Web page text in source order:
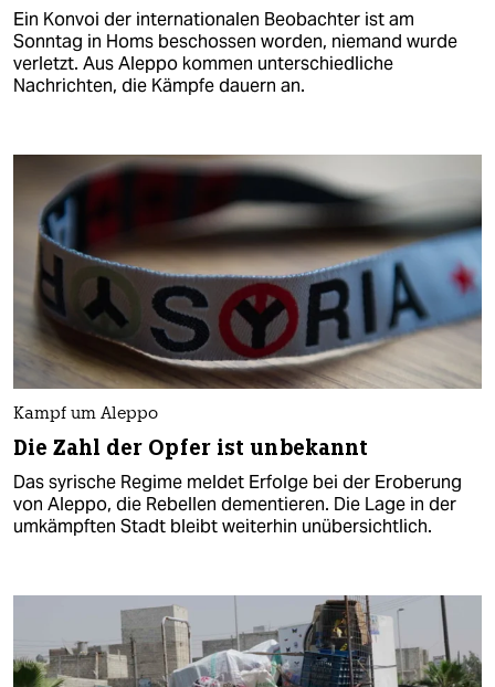
Ein Konvoi der internationalen Beobachter ist am
Sonntag in Homs beschossen worden, niemand wurde
verletzt. Aus Aleppo kommen unterschiedliche
Nachrichten, die Kämpfe dauern an.
Kampf um Aleppo
Die Zahl der Opfer ist unbekannt
Das syrische Regime meldet Erfolge bei der Eroberung
von Aleppo, die Rebellen dementieren. Die Lage in der
umkämpften Stadt bleibt weiterhin unübersichtlich.